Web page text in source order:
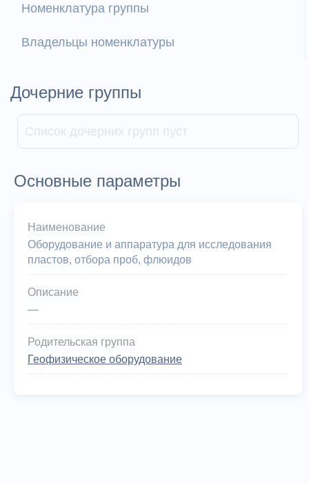
Номенклатура группы
Владельцы номенклатуры
Дочерние группы
Список дочерних групп пуст
Основные параметры
Наименование
Оборудование и аппаратура для исследования
пластов, отбора проб, флюидов
Описание
—
Родительская группа
Геофизическое оборудование